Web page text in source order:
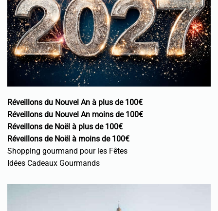
Réveillons du Nouvel An à plus de 100€
Réveillons du Nouvel An moins de 100€
Réveillons de Noël à plus de 100€
Réveillons de Noël à moins de 100€
Shopping gourmand pour les Fêtes
Idées Cadeaux Gourmands